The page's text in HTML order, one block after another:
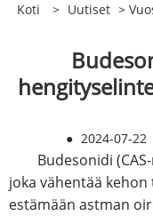
Koti > Uutiset >
● 2024-07-22
Budesonidi
joka vähentää
estämään astman